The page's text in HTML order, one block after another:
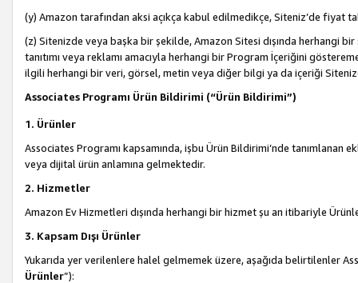
(y) Amazon tarafından aksi açıkça kabul edilmedikçe, Siteniz’de fiyat
(z) Sitenizde veya başka bir şekilde, Amazon Sitesi dışında herhangi
tanıtımı veya reklamı amacıyla herhangi bir Program İçeriğini
ilgili herhangi bir veri, görsel, metin veya diğer bilgi ya da içeriği
Associates Programı Ürün Bildirimi (“Ürün Bildirimi”)
1. Ürünler
Associates Programı kapsamında, işbu Ürün Bildirimi’nde
veya dijital ürün anlamına gelmektedir.
2. Hizmetler
Amazon Ev Hizmetleri dışında herhangi bir hizmet şu an itibariyle
3. Kapsam Dışı Ürünler
Yukarıda yer verilenlere halel gelmemek üzere, aşağıda belirtilenler
Ürünler”):